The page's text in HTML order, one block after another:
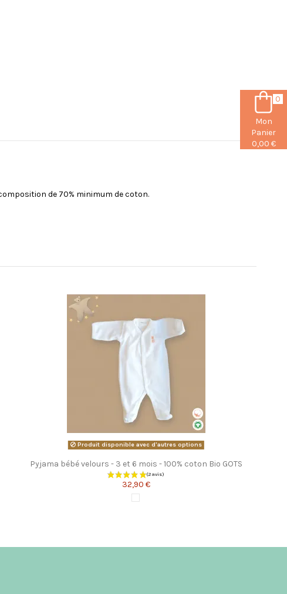
0
Mon
Panier
0,00 €
de 70% minimum de coton.
Produit disponible avec d'autres options
Pyjama bébé velours - 3 et 6 mois - 100% coton Bio GOTS
32,90 €
Blanc